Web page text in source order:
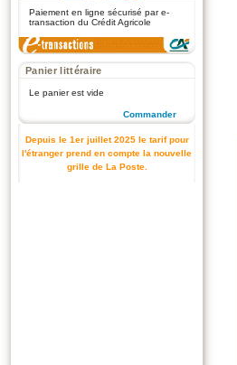
Paiement en ligne sécurisé par e-
transaction du Crédit Agricole
Panier littéraire
Le panier est vide
Commander
Depuis le 1er juillet 2025 le tarif pour
l'étranger prend en compte la nouvelle
grille de La Poste.